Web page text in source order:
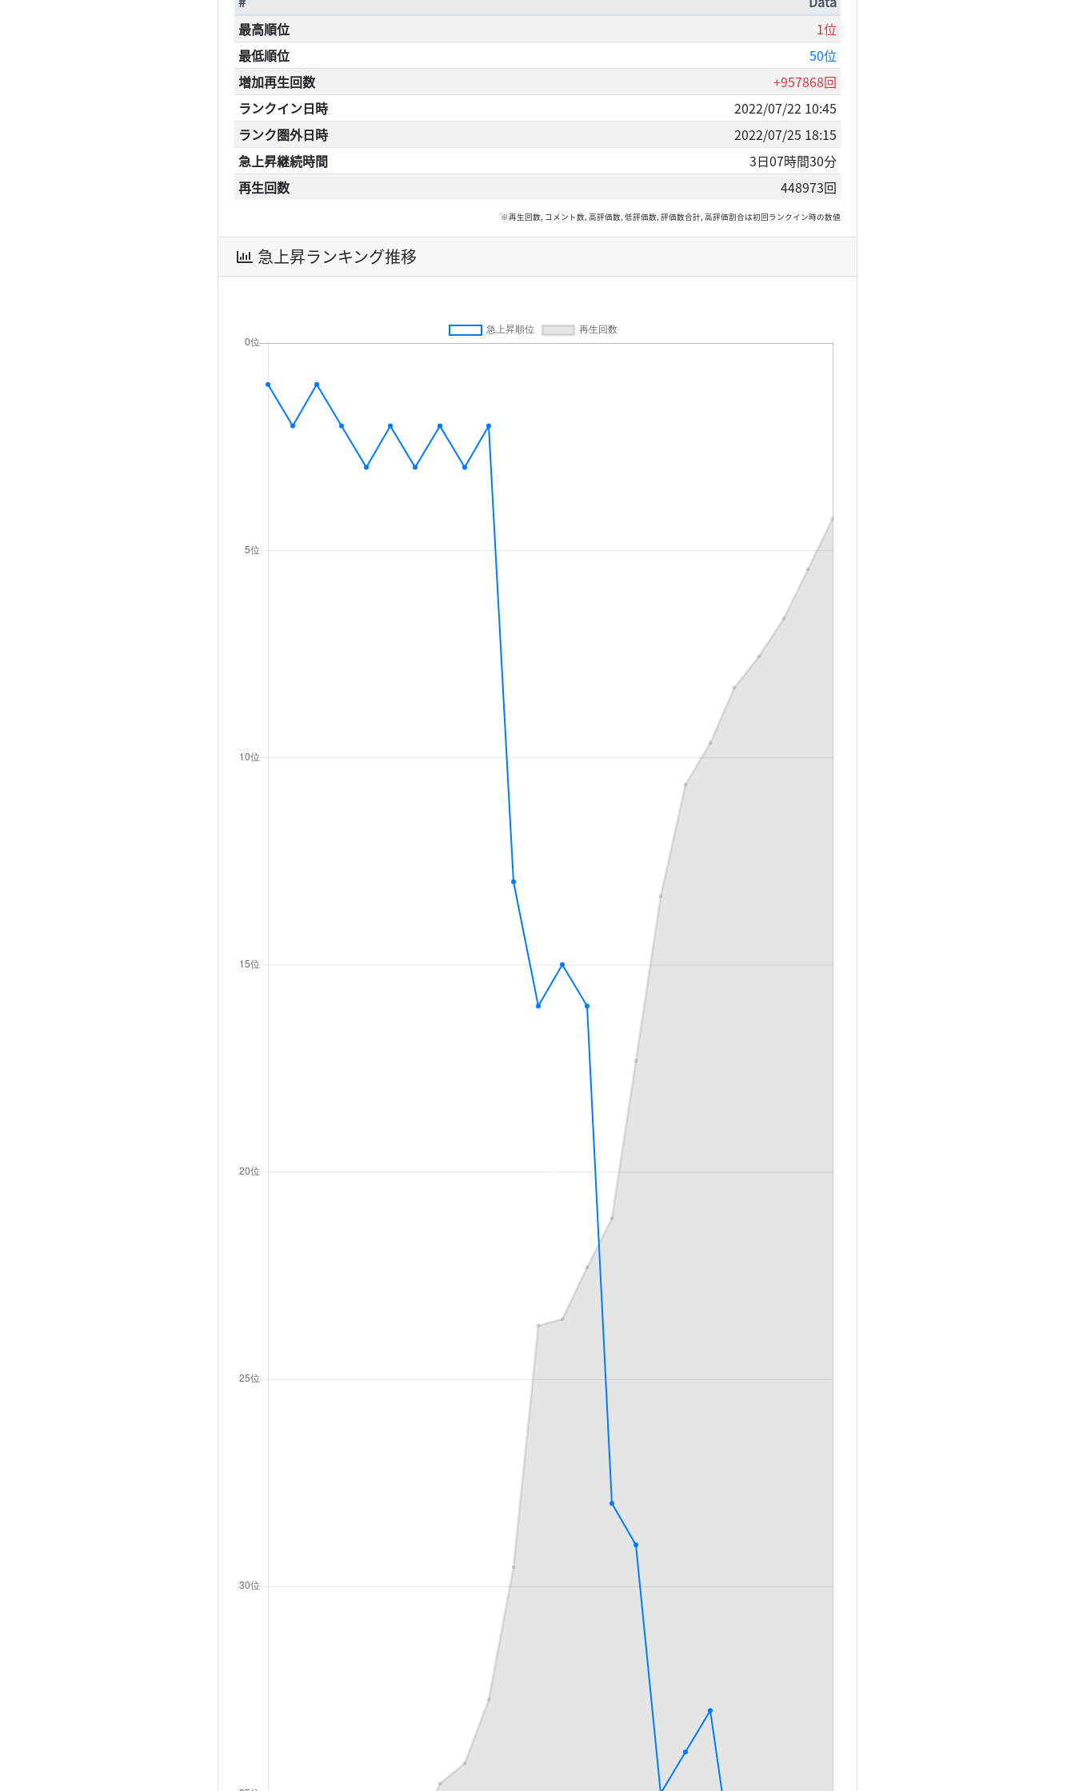
最高順位
1位
最低順位
50位
増加再生回数
+957868回
ランクイン日時
2022/07/22 10:45
ランク圏外日時
2022/07/25 18:15
急上昇継続時間
3日07時間30分
再生回数
448973回
※再生回数, コメント数, 高評価数, 低評価数, 評価数合計, 高評価割合は初回ランクイン時の数値
急上昇ランキング推移